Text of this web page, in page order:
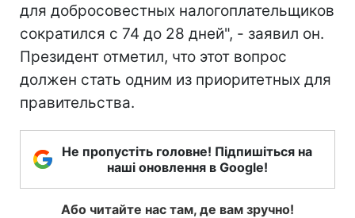
для добросовестных налогоплательщиков
сократился с 74 до 28 дней", - заявил он.
Президент отметил, что этот вопрос
должен стать одним из приоритетных для
правительства.
Не пропустіть головне! Підпишіться на
наші оновлення в Google!
Або читайте нас там, де вам зручно!